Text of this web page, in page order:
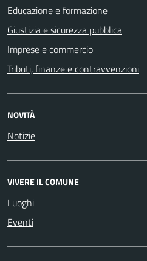
Educazione e formazione
Giustizia e sicurezza pubblica
Imprese e commercio
Tributi, finanze e contravvenzioni
NOVITÀ
Notizie
VIVERE IL COMUNE
Luoghi
Eventi